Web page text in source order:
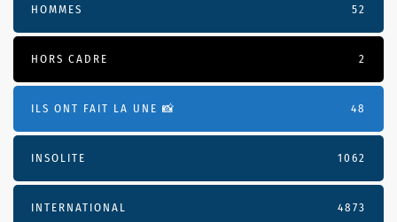
HOMMES 52
HORS CADRE 2
ILS ONT FAIT LA UNE 📸 48
INSOLITE 1062
INTERNATIONAL 4873